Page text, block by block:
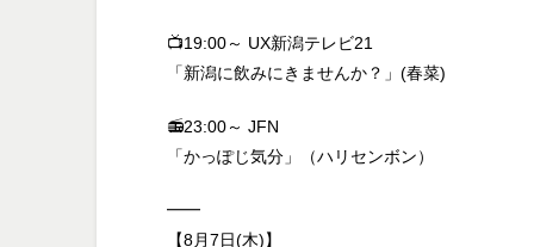
📺19:00～ UX新潟テレビ21
「新潟に飲みにきませんか？」(春菜)
📻23:00～ JFN
「かっぽじ気分」（ハリセンボン）
━━
【8月7日(木)】